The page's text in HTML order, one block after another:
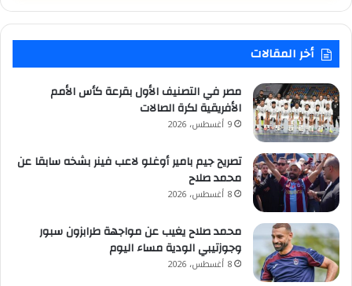
أخر المقالات
مصر في التصنيف الأول بقرعة كأس الأمم
الأفريقية لكرة الصالات
9 أغسطس، 2026
تصريح جيم بامير أوغلو لاعب فينر بشخه سابقا عن
محمد صلاح
8 أغسطس، 2026
محمد صلاح يغيب عن مواجهة طرابزون سبور
وجوزتيبي الودية مساء اليوم
8 أغسطس، 2026